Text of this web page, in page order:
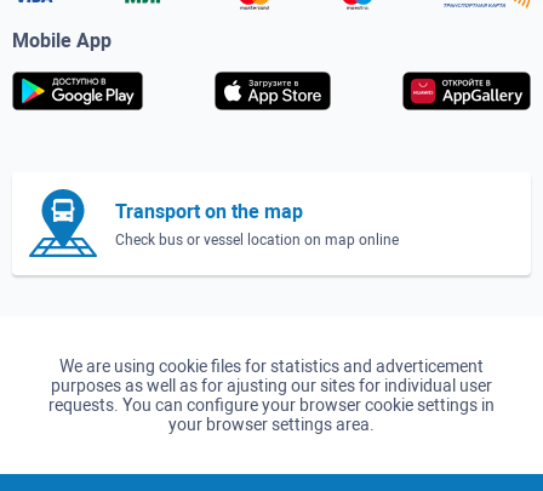
Mobile App
Transport on the map
Check bus or vessel location on map online
We are using cookie files for statistics and adverticement
purposes as well as for ajusting our sites for individual user
requests. You can configure your browser cookie settings in
your browser settings area.